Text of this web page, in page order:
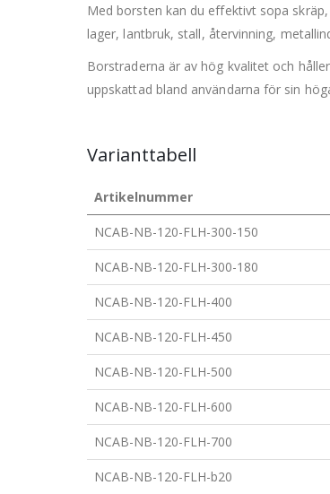
Med borsten kan du effektivt sopa
lager, lantbruk, stall, återvinning,
Borstraderna är av hög kvalitet och
uppskattad bland användarna för sin
Varianttabell
Artikelnummer
NCAB-NB-120-FLH-300-150
NCAB-NB-120-FLH-300-180
NCAB-NB-120-FLH-400
NCAB-NB-120-FLH-450
NCAB-NB-120-FLH-500
NCAB-NB-120-FLH-600
NCAB-NB-120-FLH-700
NCAB-NB-120-FLH-b20